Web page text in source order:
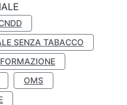
SENZA TABACCO
OMS